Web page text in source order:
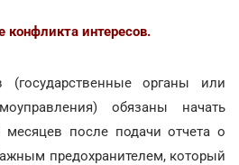
интересов.
(государственные органы или
обязаны начать
месяцев после подачи отчета о
предохранителем, который